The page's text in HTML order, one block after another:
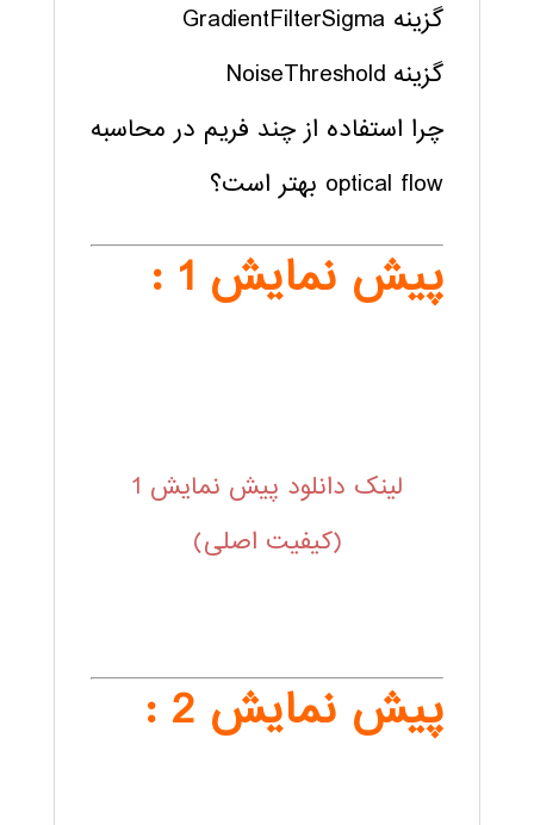
گزینه GradientFilterSigma
گزینه NoiseThreshold
چرا استفاده از چند فریم در محاسبه
optical flow بهتر است؟
پیش نمایش 1 :
لینک دانلود پیش نمایش 1
(کیفیت اصلی)
پیش نمایش 2 :